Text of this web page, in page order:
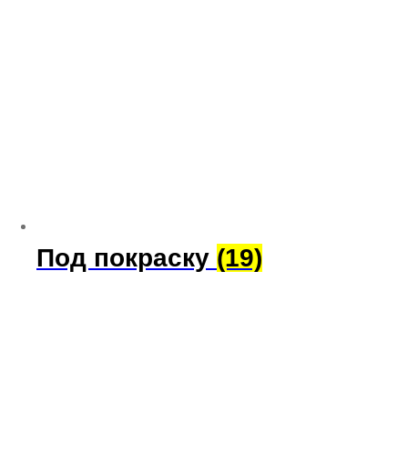
Под покраску (19)